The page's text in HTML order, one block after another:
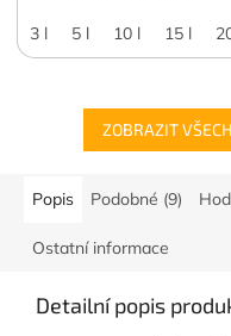
3 l 5 l 10 l 15 l
ZOBRAZIT
Popis Podobné (9)
Ostatní informace
Detailní popis